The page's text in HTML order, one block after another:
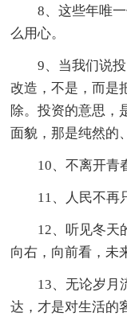
8、这些年唯
么用心。
9、当我们说
改造，不是，而是
除。投资的意思，
面貌，那是纯然的
10、不离开青
11、人民不再
12、听见冬天
向右，向前看，
13、无论岁月
达，才是对生活的